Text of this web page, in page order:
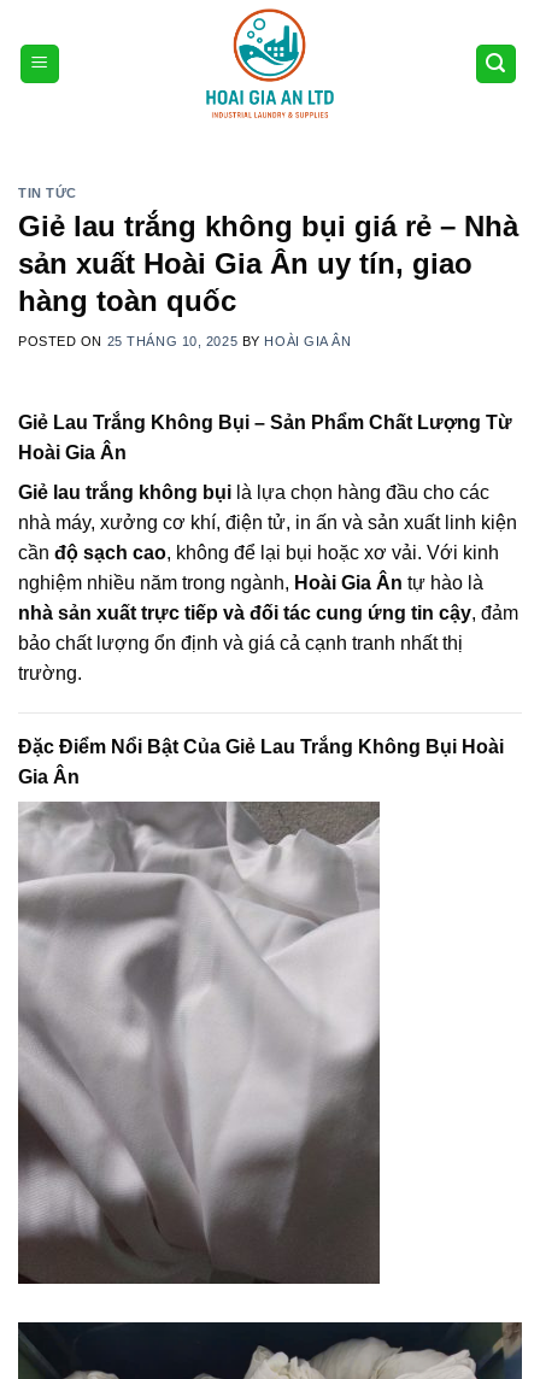
content
TIN TỨC
Giẻ lau trắng không bụi giá rẻ – Nhà
sản xuất Hoài Gia Ân uy tín, giao
hàng toàn quốc
POSTED ON 25 THÁNG 10, 2025 BY HOÀI GIA ÂN
Giẻ Lau Trắng Không Bụi – Sản Phẩm Chất Lượng Từ
Hoài Gia Ân
Giẻ lau trắng không bụi là lựa chọn hàng đầu cho các
nhà máy, xưởng cơ khí, điện tử, in ấn và sản xuất linh kiện
cần độ sạch cao, không để lại bụi hoặc xơ vải. Với kinh
nghiệm nhiều năm trong ngành, Hoài Gia Ân tự hào là
nhà sản xuất trực tiếp và đối tác cung ứng tin cậy, đảm
bảo chất lượng ổn định và giá cả cạnh tranh nhất thị
trường.
Đặc Điểm Nổi Bật Của Giẻ Lau Trắng Không Bụi Hoài
Gia Ân